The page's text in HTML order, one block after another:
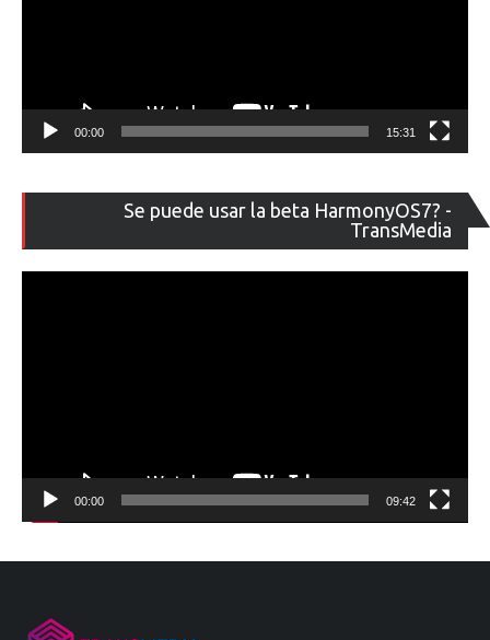
00:00 15:31
Se puede usar la beta HarmonyOS7? -
TransMedia
de
00:00 09:42